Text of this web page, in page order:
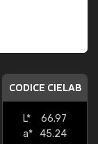
CODICE CIELAB
L*
66.97
a*
45.24